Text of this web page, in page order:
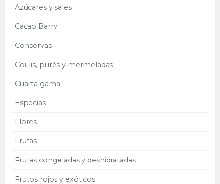
Azúcares y sales
Cacao Barry
Conservas
Coulis, purés y mermeladas
Cuarta gama
Especias
Flores
Frutas
Frutas congeladas y deshidratadas
Frutos rojos y exóticos